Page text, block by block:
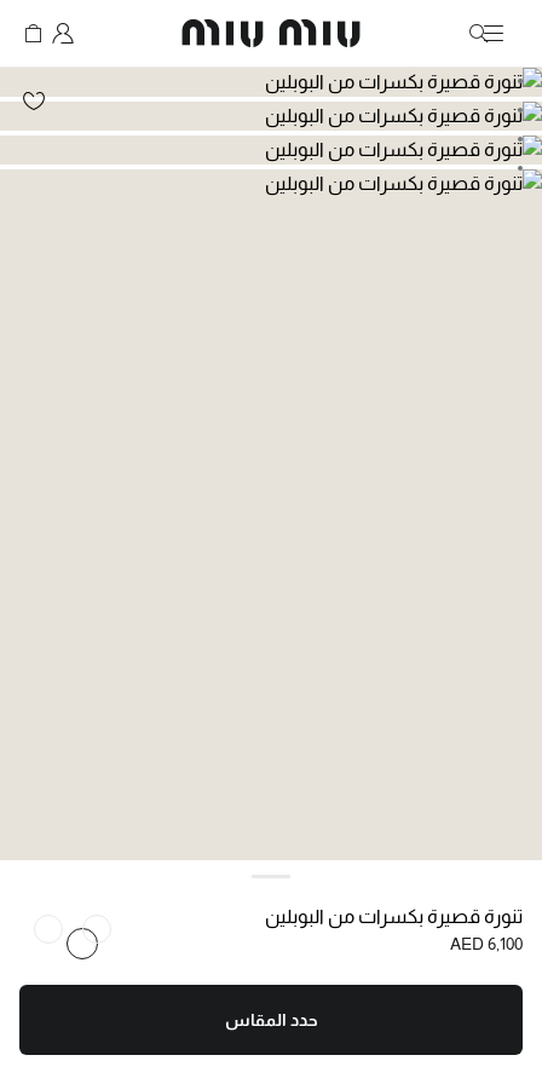
MiuMiu logo
انتقال إلى الصورة 1
انتقال إلى الصورة 2
انتقال إلى الصورة 3
انتقال إلى الصورة 4
انتقال إلى الصورة 5
تنورة قصيرة بكسرات من البوبلين
AED 6,100
حدد المقاس